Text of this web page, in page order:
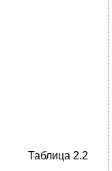
Таблица 2.2